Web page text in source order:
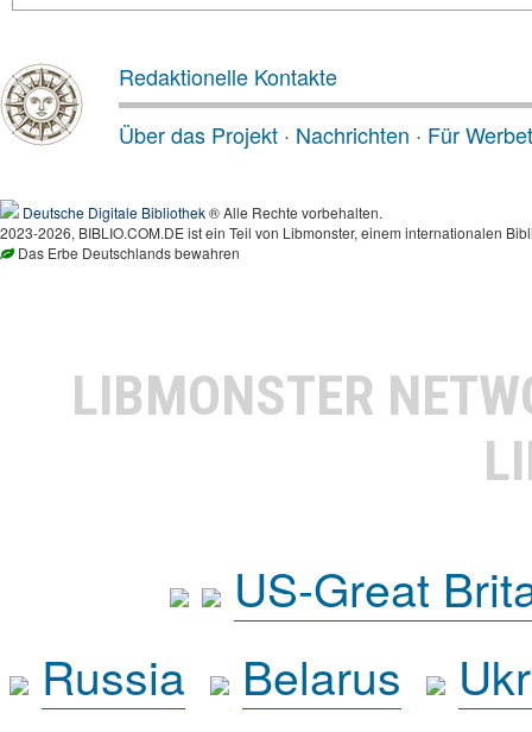
Redaktionelle Kontakte
Über das Projekt · Nachrichten · Für
Deutsche Digitale Bibliothek® Alle Rechte vorbehalten.
2023-2026, BIBLIO.COM.DE ist ein Teil von Libmonster, einem internationalen
Das Erbe Deutschlands bewahren
LIBMONSTER
US-Great
Russia
Belarus